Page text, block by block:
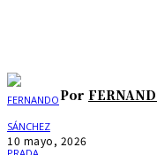
Por
10 mayo, 2026